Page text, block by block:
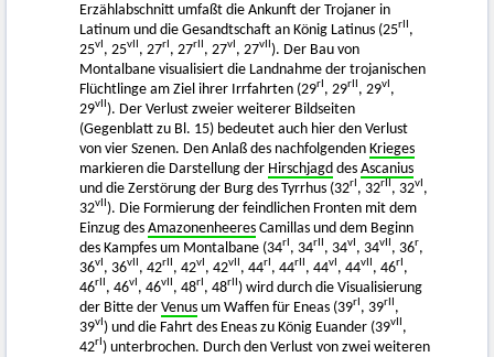
Erzählabschnitt umfaßt die Ankunft der Trojaner in
Latinum und die Gesandtschaft an König Latinus (25rII,
25vI, 25vII, 27rI, 27rII, 27vI, 27vII). Der Bau von
Montalbane visualisiert die Landnahme der trojanischen
Flüchtlinge am Ziel ihrer Irrfahrten (29rI, 29rII, 29vI,
29vII). Der Verlust zweier weiterer Bildseiten
(Gegenblatt zu Bl. 15) bedeutet auch hier den Verlust
von vier Szenen. Den Anlaß des nachfolgenden Krieges
markieren die Darstellung der Hirschjagd des Ascanius
und die Zerstörung der Burg des Tyrrhus (32rI, 32rII, 32vI,
32vII). Die Formierung der feindlichen Fronten mit dem
Einzug des Amazonenheeres Camillas und dem Beginn
des Kampfes um Montalbane (34rI, 34rII, 34vI, 34vII, 36r,
36vI, 36vII, 42rII, 42vI, 42vII, 44rI, 44rII, 44vI, 44vII, 46rI,
46rII, 46vI, 46vII, 48rI, 48rII) wird durch die Visualisierung
der Bitte der Venus um Waffen für Eneas (39rI, 39rII,
39vI) und die Fahrt des Eneas zu König Euander (39vII,
42rI) unterbrochen. Durch den Verlust von zwei weiteren